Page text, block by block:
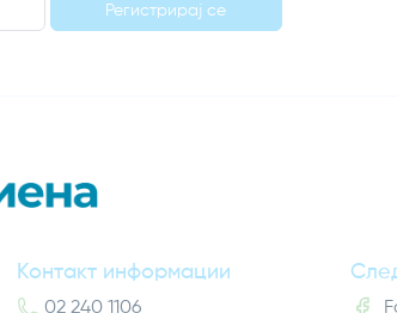
Регистрирај се
Контакт информации
02 240 1106